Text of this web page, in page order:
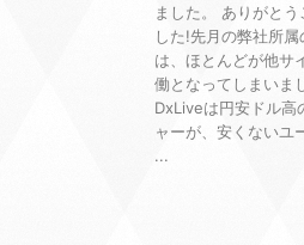
ました。 ありがとう
した!先月の弊社所属
は、ほとんどが他サ
働となってしまいま
DxLiveは円安ドル高
ャーが、安くないユ
...